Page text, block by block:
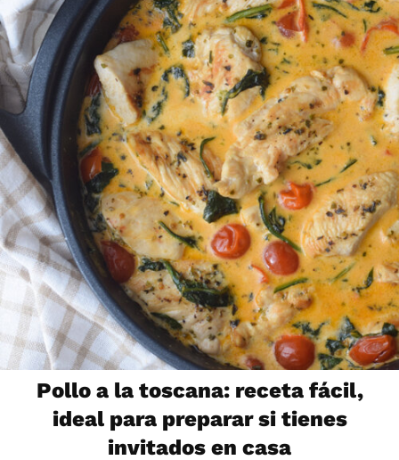
Pollo a la toscana: receta fácil,
ideal para preparar si tienes
invitados en casa